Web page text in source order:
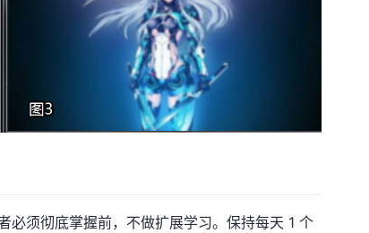
必须彻底掌握前，不做扩展学习。保持每天 1 个